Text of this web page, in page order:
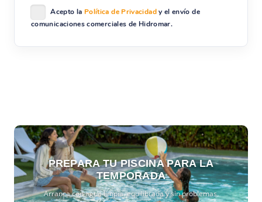
Acepto la Política de Privacidady el envío de
comunicaciones comerciales de Hidromar.
PREPARA TU PISCINA PARA LA
TEMPORADA
Arranca con agua limpia, equilibrada y sin problemas.